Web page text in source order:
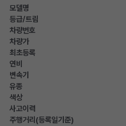
모델명
등급/트림
차량번호
차량가
최초등록
연비
변속기
유종
색상
사고이력
주행거리(등록일기준)